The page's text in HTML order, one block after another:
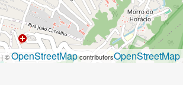
| ©OpenStreetMapcontributorsOpenStreetMap